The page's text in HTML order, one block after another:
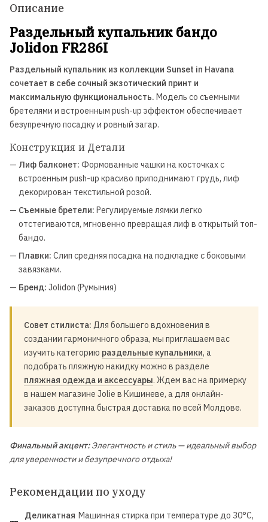
Описание
Раздельный купальник бандо
Jolidon FR286I
Раздельный купальник из коллекции Sunset in Havana
сочетает в себе сочный экзотический принт и
максимальную функциональность. Модель со съемными
бретелями и встроенным push-up эффектом обеспечивает
безупречную посадку и ровный загар.
Конструкция и Детали
— Лиф балконет: Формованные чашки на косточках с
встроенным push-up красиво приподнимают грудь, лиф
декорирован текстильной розой.
— Съемные бретели: Регулируемые лямки легко
отстегиваются, мгновенно превращая лиф в открытый топ-
бандо.
— Плавки: Слип средняя посадка на подкладке с боковыми
завязками.
— Бренд: Jolidon (Румыния)
Совет стилиста: Для большего вдохновения в
создании гармоничного образа, мы приглашаем вас
изучить категорию раздельные купальники, а
подобрать пляжную накидку можно в разделе
пляжная одежда и аксессуары. Ждем вас на примерку
в нашем магазине Jolie в Кишиневе, а для онлайн-
заказов доступна быстрая доставка по всей Молдове.
Финальный акцент:Элегантность и стиль — идеальный выбор
для уверенности и безупречного отдыха!
Рекомендации по уходу
Деликатная Машинная стирка при температуре до 30°C,